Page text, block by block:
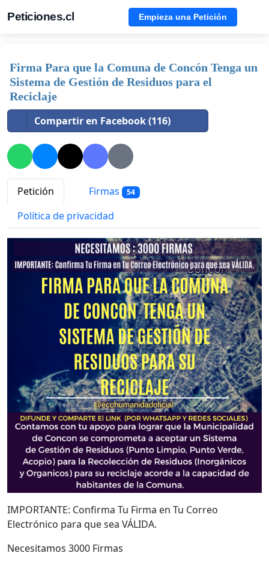
Peticiones.cl Empieza una Petición
Firma Para que la Comuna de Concón Tenga un
Sistema de Gestión de Residuos para el
Reciclaje
Compartir en Facebook (116)
Petición Firmas 54
Política de privacidad
IMPORTANTE: Confirma Tu Firma en Tu Correo
Electrónico para que sea VÁLIDA.
Necesitamos 3000 Firmas